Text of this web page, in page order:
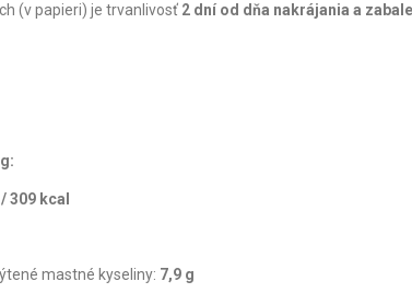
(v papieri) je trvanlivosť 2 dní od dňa nakrájania a
309 kcal
mastné kyseliny: 7,9 g